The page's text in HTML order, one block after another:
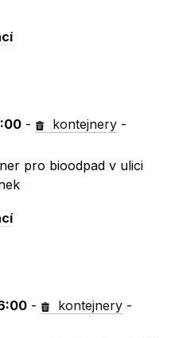
- kontejnery -
pro bioodpad v ulici
- kontejnery -